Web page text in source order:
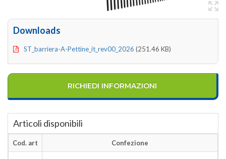
Downloads
ST_barriera-A-Pettine_it_rev00_2026 (251.46 KB)
RICHIEDI INFORMAZIONI
Articoli disponibili
Cod. art Confezione